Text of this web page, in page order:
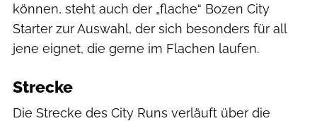
können, steht auch der „flache“ Bozen City
Starter zur Auswahl, der sich besonders für all
jene eignet, die gerne im Flachen laufen.
Strecke
Die Strecke des City Runs verläuft über die